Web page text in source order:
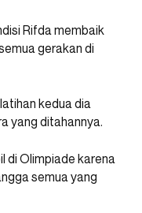
Rifda membaik
gerakan di
kedua dia
yang ditahannya.
di Olimpiade karena
semua yang